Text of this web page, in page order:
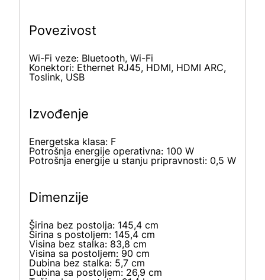
Povezivost
Wi-Fi veze: Bluetooth, Wi-Fi
Konektori: Ethernet RJ45, HDMI, HDMI ARC,
Toslink, USB
Izvođenje
Energetska klasa: F
Potrošnja energije operativna: 100 W
Potrošnja energije u stanju pripravnosti: 0,5 W
Dimenzije
Širina bez postolja: 145,4 cm
Širina s postoljem: 145,4 cm
Visina bez stalka: 83,8 cm
Visina sa postoljem: 90 cm
Dubina bez stalka: 5,7 cm
Dubina sa postoljem: 26,9 cm